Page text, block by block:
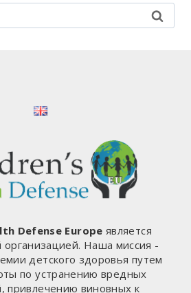
Defense Europe является
организацией. Наша миссия -
детского здоровья путем
по устранению вредных
привлечению виновных к